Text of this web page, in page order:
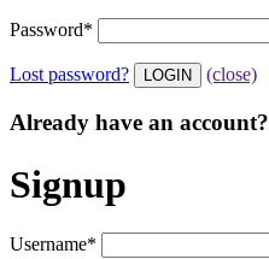
Password*
Lost password? (close)
Already have an account?
Signup
Username*